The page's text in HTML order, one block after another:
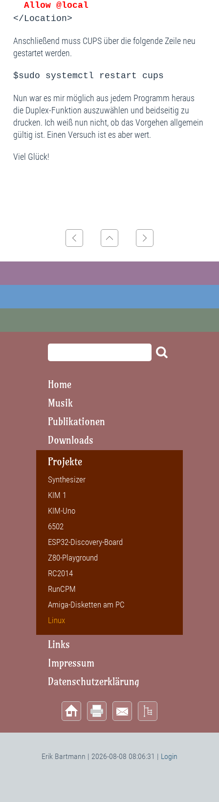
Allow @local
</Location>
Anschließend muss CUPS über die folgende Zeile neu
gestartet werden.
$sudo systemctl restart cups
Nun war es mir möglich aus jedem Programm heraus
die Duplex-Funktion auszuwählen und beidseitig zu
drucken. Ich weiß nun nicht, ob das Vorgehen allgemein
gültig ist. Einen Versuch ist es aber wert.
Viel Glück!
Home
Musik
Publikationen
Downloads
Projekte
Synthesizer
KIM 1
KIM-Uno
6502
ESP32-Discovery-Board
Z80-Playground
RC2014
RunCPM
Amiga-Disketten am PC
Linux
Links
Impressum
Datenschutzerklärung
Erik Bartmann | 2026-08-08 08:06:31 | Login